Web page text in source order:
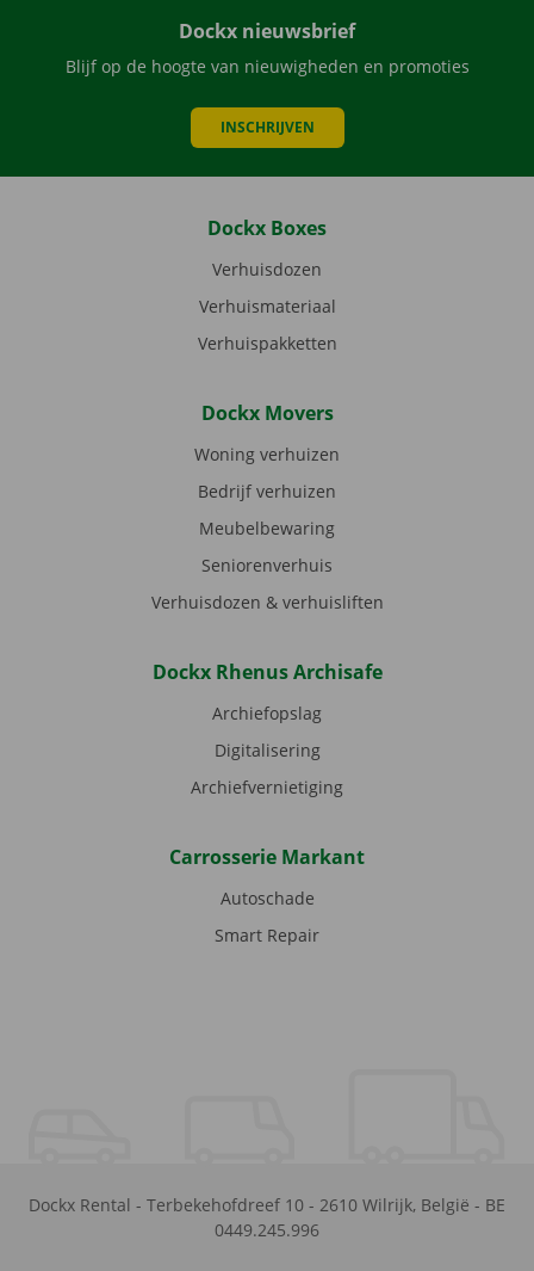
Dockx nieuwsbrief
Blijf op de hoogte van nieuwigheden en promoties
INSCHRIJVEN
Dockx Boxes
Verhuisdozen
Verhuismateriaal
Verhuispakketten
Dockx Movers
Woning verhuizen
Bedrijf verhuizen
Meubelbewaring
Seniorenverhuis
Verhuisdozen & verhuisliften
Dockx Rhenus Archisafe
Archiefopslag
Digitalisering
Archiefvernietiging
Carrosserie Markant
Autoschade
Smart Repair
Dockx Rental - Terbekehofdreef 10 - 2610 Wilrijk, België - BE
0449.245.996